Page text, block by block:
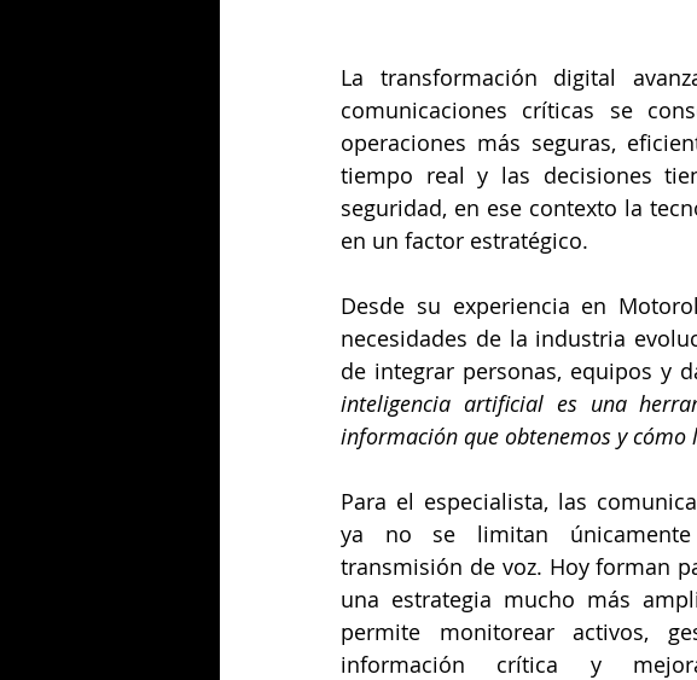
La transformación digital
comunicaciones críticas se
operaciones más seguras,
tiempo real y las decisiones
seguridad, en ese contexto la
en un factor estratégico.
Desde su experiencia en
necesidades de la industria
de integrar personas, equipos y
inteligencia artificial es una
información que obtenemos y
Para el especialista, las
ya no se limitan
transmisión de voz. Hoy forman
una estrategia mucho más
permite monitorear activos,
información crítica y